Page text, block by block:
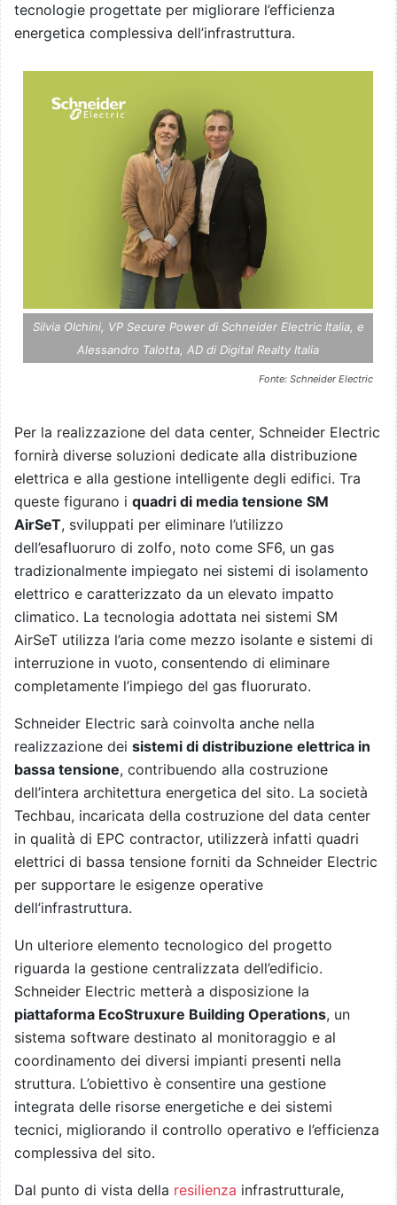
tecnologie progettate per migliorare l’efficienza
energetica complessiva dell’infrastruttura.
Silvia Olchini, VP Secure Power di Schneider Electric Italia, e
Alessandro Talotta, AD di Digital Realty Italia
Fonte: Schneider Electric
Per la realizzazione del data center, Schneider Electric
fornirà diverse soluzioni dedicate alla distribuzione
elettrica e alla gestione intelligente degli edifici. Tra
queste figurano i quadri di media tensione SM
AirSeT, sviluppati per eliminare l’utilizzo
dell’esafluoruro di zolfo, noto come SF6, un gas
tradizionalmente impiegato nei sistemi di isolamento
elettrico e caratterizzato da un elevato impatto
climatico. La tecnologia adottata nei sistemi SM
AirSeT utilizza l’aria come mezzo isolante e sistemi di
interruzione in vuoto, consentendo di eliminare
completamente l’impiego del gas fluorurato.
Schneider Electric sarà coinvolta anche nella
realizzazione dei sistemi di distribuzione elettrica in
bassa tensione, contribuendo alla costruzione
dell’intera architettura energetica del sito. La società
Techbau, incaricata della costruzione del data center
in qualità di EPC contractor, utilizzerà infatti quadri
elettrici di bassa tensione forniti da Schneider Electric
per supportare le esigenze operative
dell’infrastruttura.
Un ulteriore elemento tecnologico del progetto
riguarda la gestione centralizzata dell’edificio.
Schneider Electric metterà a disposizione la
piattaforma EcoStruxure Building Operations, un
sistema software destinato al monitoraggio e al
coordinamento dei diversi impianti presenti nella
struttura. L’obiettivo è consentire una gestione
integrata delle risorse energetiche e dei sistemi
tecnici, migliorando il controllo operativo e l’efficienza
complessiva del sito.
Dal punto di vista della resilienza infrastrutturale,